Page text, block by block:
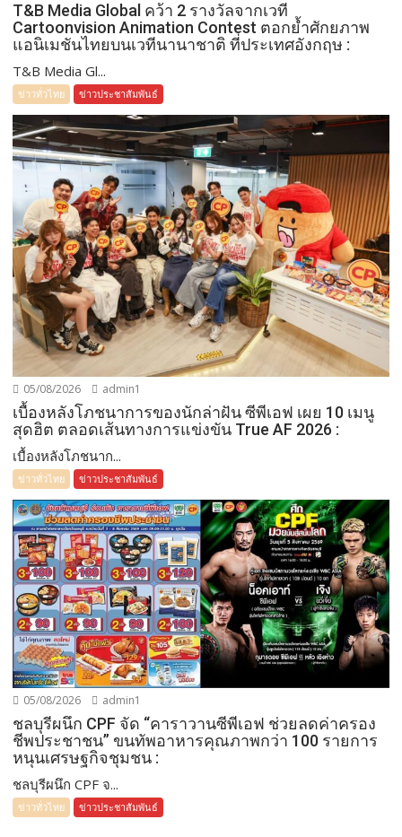
T&B Media Global คว้า 2 รางวัลจากเวที
Cartoonvision Animation Contest ตอกย้ำศักยภาพ
แอนิเมชันไทยบนเวทีนานาชาติ ที่ประเทศอังกฤษ :
T&B Media Gl...
ข่าวทั่วไทย ข่าวประชาสัมพันธ์
05/08/2026 admin1
เบื้องหลังโภชนาการของนักล่าฝัน ซีพีเอฟ เผย 10 เมนู
สุดฮิต ตลอดเส้นทางการแข่งขัน True AF 2026 :
เบื้องหลังโภชนาก...
ข่าวทั่วไทย ข่าวประชาสัมพันธ์
05/08/2026 admin1
ชลบุรีผนึก CPF จัด “คาราวานซีพีเอฟ ช่วยลดค่าครอง
ชีพประชาชน” ขนทัพอาหารคุณภาพกว่า 100 รายการ
หนุนเศรษฐกิจชุมชน :
ชลบุรีผนึก CPF จ...
ข่าวทั่วไทย ข่าวประชาสัมพันธ์